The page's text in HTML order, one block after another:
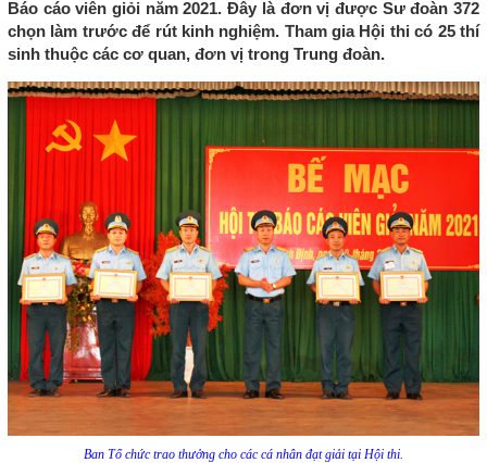
Báo cáo viên giỏi năm 2021. Đây là đơn vị được Sư đoàn 372
chọn làm trước để rút kinh nghiệm. Tham gia Hội thi có 25 thí
sinh thuộc các cơ quan, đơn vị trong Trung đoàn.
Ban Tổ chức trao thưởng cho các cá nhân đạt giải tại Hội thi.